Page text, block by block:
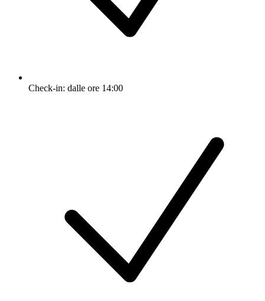
Check-in: dalle ore 14:00